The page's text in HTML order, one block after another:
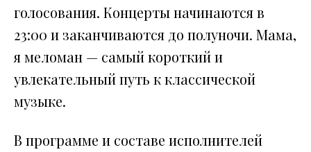
голосования. Концерты начинаются в
23:00 и заканчиваются до полуночи. Мама,
я меломан — самый короткий и
увлекательный путь к классической
музыке.
В программе и составе исполнителей